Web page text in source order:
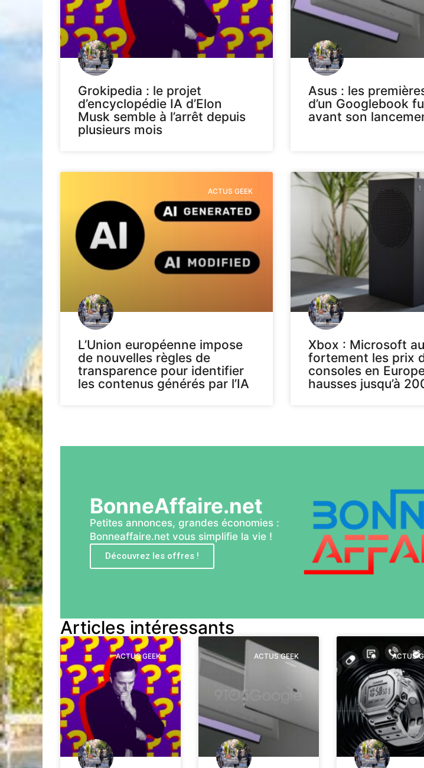
Grokipedia : le projet
d’encyclopédie IA d’Elon
Musk semble à l’arrêt depuis
plusieurs mois
Asus : les
d’un Googlebook
avant son
ACTUS GEEK
L’Union européenne impose
de nouvelles règles de
transparence pour identifier
les contenus générés par l’IA
Xbox : Microsoft
fortement les prix
consoles en
hausses jusqu’à
BonneAffaire.net
Petites annonces, grandes économies :
Bonneaffaire.net vous simplifie la vie !
Découvrez les offres !
Articles intéressants
ACTUS GEEK ACTUS GEEK ACTUS